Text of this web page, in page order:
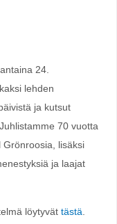
24.
lehden
ja kutsut
70 vuotta
lisäksi
ja laajat
löytyvät tästä